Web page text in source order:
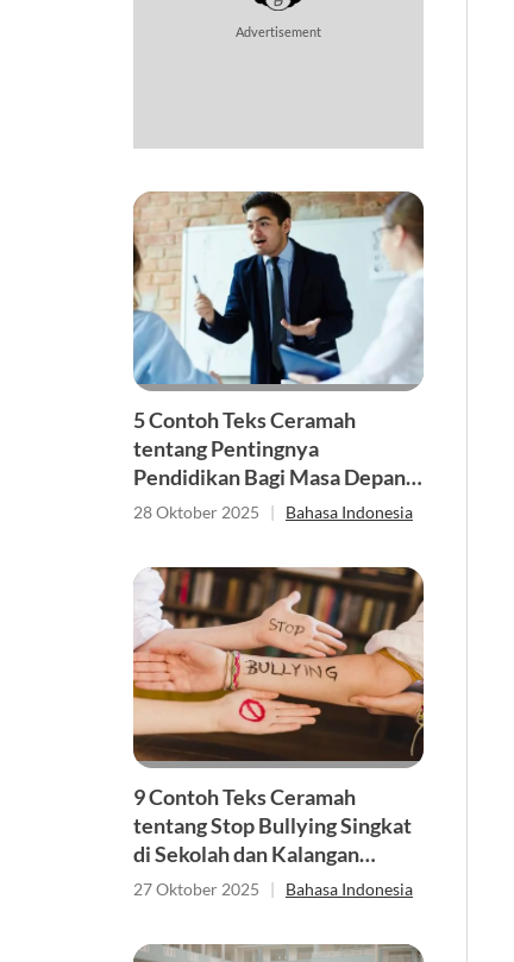
Advertisement
5 Contoh Teks Ceramah
tentang Pentingnya
Pendidikan Bagi Masa Depan
Generasi Muda
28 Oktober 2025 | Bahasa Indonesia
9 Contoh Teks Ceramah
tentang Stop Bullying Singkat
di Sekolah dan Kalangan
Remaja
27 Oktober 2025 | Bahasa Indonesia